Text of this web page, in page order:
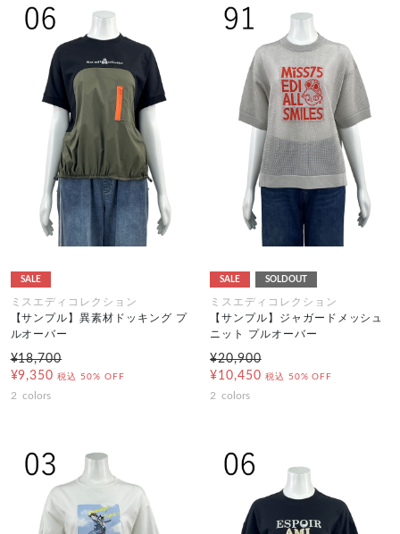
SALE
ミスエディコレクション
【サンプル】異素材ドッキング プ
ルオーバー
¥18,700
¥9,350 税込 50% OFF
2 colors
SALE SOLDOUT
ミスエディコレクション
【サンプル】ジャガードメッシュ
ニット プルオーバー
¥20,900
¥10,450 税込 50% OFF
2 colors